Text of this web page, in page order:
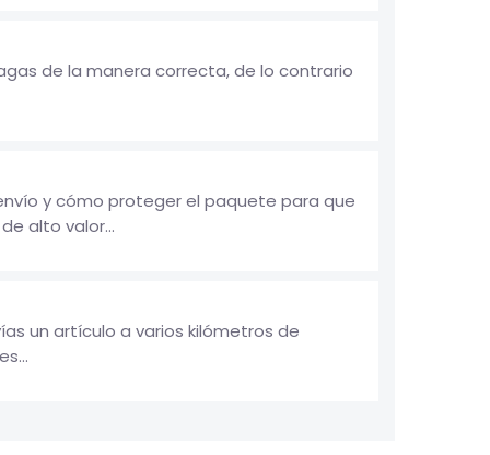
de la manera correcta, de lo contrario
y cómo proteger el paquete para que
alto valor...
un artículo a varios kilómetros de